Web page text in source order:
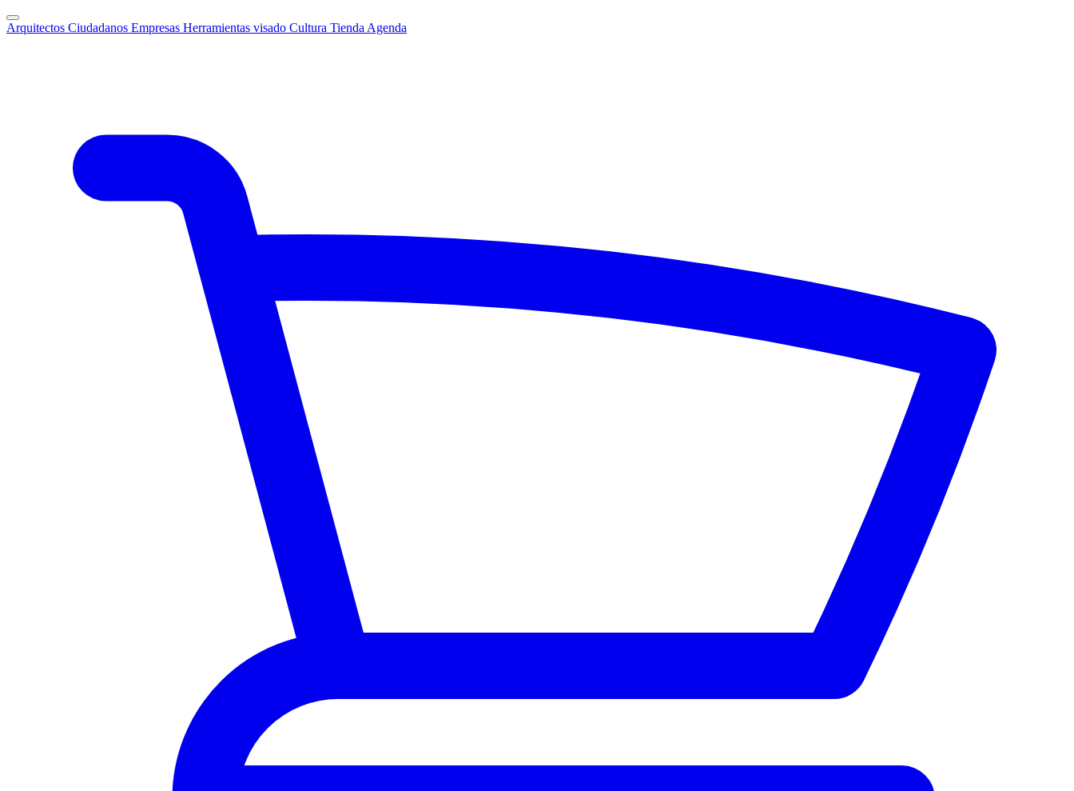
Arquitectos Ciudadanos Empresas Herramientas visado Cultura Tienda Agenda